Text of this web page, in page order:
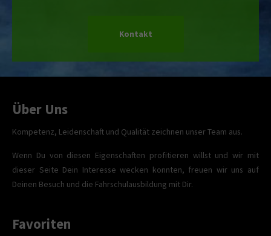
Kontakt
Über Uns
Kompetenz, Leidenschaft und Qualität zeichnen unser Team aus.
Wenn Du von diesen Eigenschaften profitieren willst und wir mit
dieser Seite Dein Interesse wecken konnten, freuen wir uns auf
Deinen Besuch und die Fahrschulausbildung mit Dir.
Favoriten